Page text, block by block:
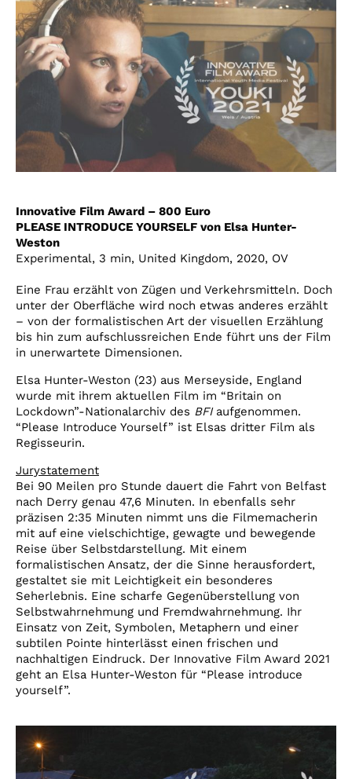
Innovative Film Award – 800 Euro
PLEASE INTRODUCE YOURSELF von Elsa Hunter-
Weston
Experimental, 3 min, United Kingdom, 2020, OV
Eine Frau erzählt von Zügen und Verkehrsmitteln. Doch
unter der Oberfläche wird noch etwas anderes erzählt
– von der formalistischen Art der visuellen Erzählung
bis hin zum aufschlussreichen Ende führt uns der Film
in unerwartete Dimensionen.
Elsa Hunter-Weston (23) aus Merseyside, England
wurde mit ihrem aktuellen Film im “Britain on
Lockdown”-Nationalarchiv des BFIaufgenommen.
“Please Introduce Yourself” ist Elsas dritter Film als
Regisseurin.
Jurystatement
Bei 90 Meilen pro Stunde dauert die Fahrt von Belfast
nach Derry genau 47,6 Minuten. In ebenfalls sehr
präzisen 2:35 Minuten nimmt uns die Filmemacherin
mit auf eine vielschichtige, gewagte und bewegende
Reise über Selbstdarstellung. Mit einem
formalistischen Ansatz, der die Sinne herausfordert,
gestaltet sie mit Leichtigkeit ein besonderes
Seherlebnis. Eine scharfe Gegenüberstellung von
Selbstwahrnehmung und Fremdwahrnehmung. Ihr
Einsatz von Zeit, Symbolen, Metaphern und einer
subtilen Pointe hinterlässt einen frischen und
nachhaltigen Eindruck. Der Innovative Film Award 2021
geht an Elsa Hunter-Weston für “Please introduce
yourself”.